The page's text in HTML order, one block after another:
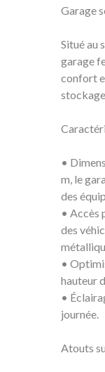
Garage
Situé au
garage
confort
•
m, le
des
• Accès
des
•
hauteur
•
journée.
Atouts